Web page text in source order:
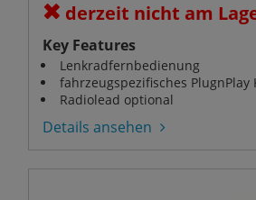
derzeit nicht am
Key Features
Lenkradfernbedienung
fahrzeugspezifisches PlugnPlay
Radiolead optional
Details ansehen